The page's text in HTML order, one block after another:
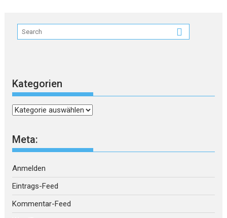
Kategorien
Kategorien
Meta:
Anmelden
Eintrags-Feed
Kommentar-Feed